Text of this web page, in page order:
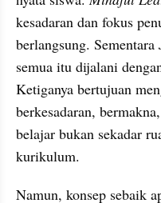
kesadaran dan fokus
berlangsung. Sementara
semua itu dijalani
Ketiganya bertujuan
berkesadaran,
belajar bukan sekadar
kurikulum.
Namun, konsep sebaik